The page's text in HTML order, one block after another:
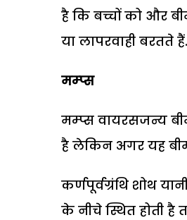
है कि बच्चों को और
या लापरवाही बरतते
मम्प्स
मम्प्स वायरसजन्य
है लेकिन अगर यह
कर्णपूर्वग्रंथि शोथ
के नीचे स्थित होती है